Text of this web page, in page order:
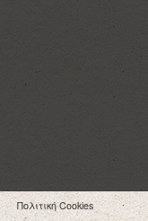
Πολιτική Cookies